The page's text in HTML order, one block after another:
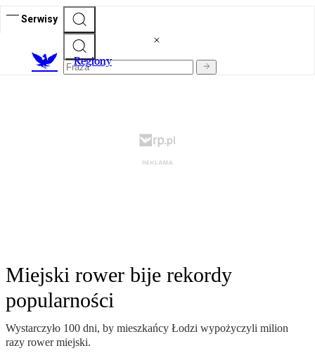
Serwisy
Regiony
Miejski rower bije rekordy
popularności
Wystarczyło 100 dni, by mieszkańcy Łodzi wypożyczyli milion
razy rower miejski.